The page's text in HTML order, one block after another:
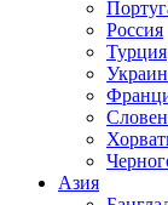
Россия
Турция
Азия